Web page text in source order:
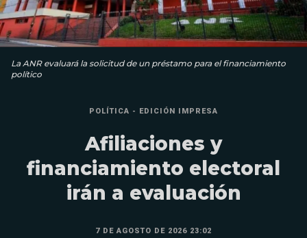
La ANR evaluará la solicitud de un préstamo para el financiamiento
político
POLÍTICA - EDICIÓN IMPRESA
Afiliaciones y
financiamiento electoral
irán a evaluación
7 DE AGOSTO DE 2026 23:02